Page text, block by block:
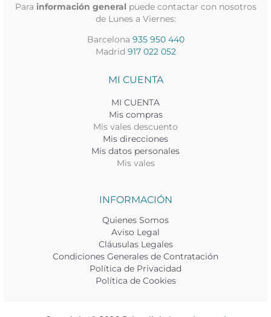
Para información general puede contactar con nosotros
de Lunes a Viernes:
Barcelona 935 950 440
Madrid 917 022 052
MI CUENTA
MI CUENTA
Mis compras
Mis vales descuento
Mis direcciones
Mis datos personales
Mis vales
INFORMACIÓN
Quienes Somos
Aviso Legal
Cláusulas Legales
Condiciones Generales de Contratación
Política de Privacidad
Política de Cookies